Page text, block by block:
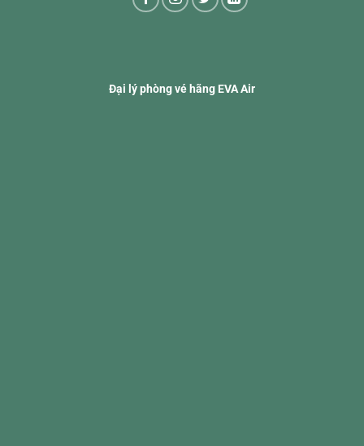
Đại lý phòng vé hãng EVA Air